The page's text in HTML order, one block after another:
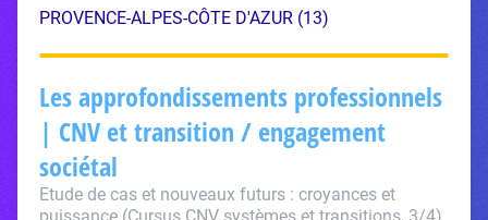
PROVENCE-ALPES-CÔTE D'AZUR (13)
Les approfondissements professionnels
| CNV et transition / engagement
sociétal
Etude de cas et nouveaux futurs : croyances et